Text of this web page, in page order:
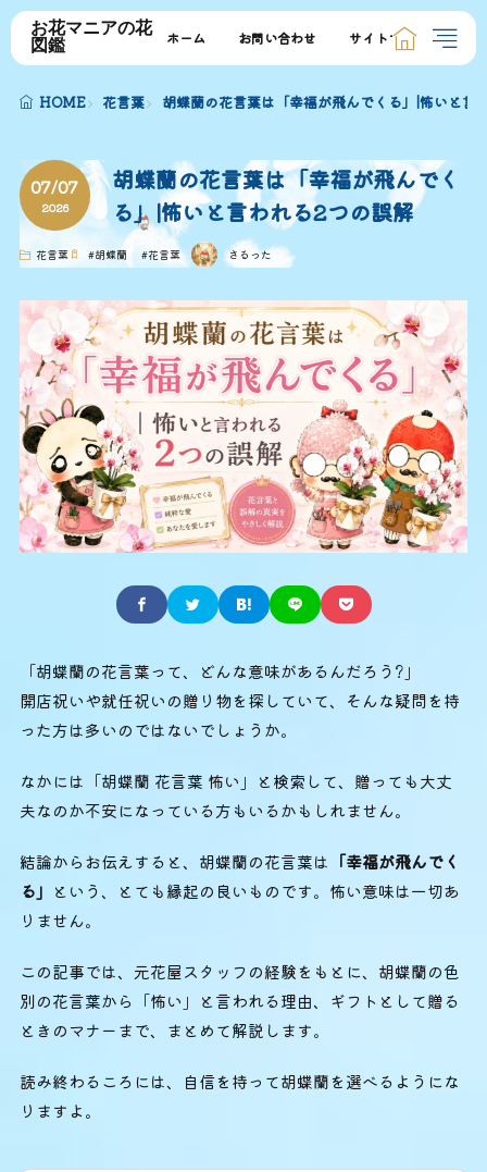
お花マニアの花
図鑑
ホーム お問い合わせ サイトマップ
HOME 花言葉 胡蝶蘭の花言葉は「幸福が飛んでくる」|怖いと言
07/07
2026
胡蝶蘭の花言葉は「幸福が飛んでく
る」|怖いと言われる2つの誤解
花言葉 #胡蝶蘭 #花言葉 さるった
「胡蝶蘭の花言葉って、どんな意味があるんだろう?」
開店祝いや就任祝いの贈り物を探していて、そんな疑問を持
った方は多いのではないでしょうか。
なかには「胡蝶蘭 花言葉 怖い」と検索して、贈っても大丈
夫なのか不安になっている方もいるかもしれません。
結論からお伝えすると、胡蝶蘭の花言葉は 「幸福が飛んでく
る」 という、とても縁起の良いものです。怖い意味は一切あ
りません。
この記事では、元花屋スタッフの経験をもとに、胡蝶蘭の色
別の花言葉から「怖い」と言われる理由、ギフトとして贈る
ときのマナーまで、まとめて解説します。
読み終わるころには、自信を持って胡蝶蘭を選べるようにな
りますよ。